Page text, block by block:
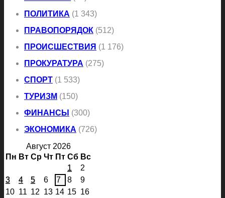
ПОЛИТИКА (1 343)
ПРАВОПОРЯДОК (512)
ПРОИСШЕСТВИЯ (1 176)
ПРОКУРАТУРА (275)
СПОРТ (1 533)
ТУРИЗМ (150)
ФИНАНСЫ (300)
ЭКОНОМИКА (726)
Август 2026
Пн Вт Ср Чт Пт Сб Вс
1
2
3
4 5 6 7 8
9
10 11 12 13 14 15 16